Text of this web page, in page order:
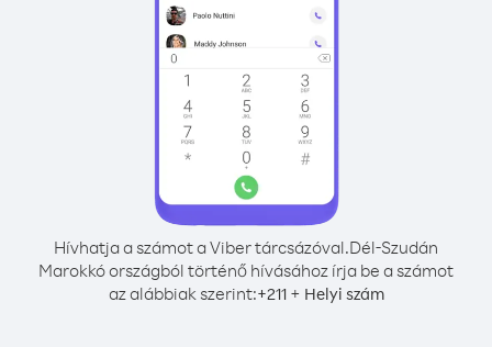
Hívhatja a számot a Viber tárcsázóval.Dél-Szudán
Marokkó országból történő hívásához írja be a számot
az alábbiak szerint:+211+ Helyi szám